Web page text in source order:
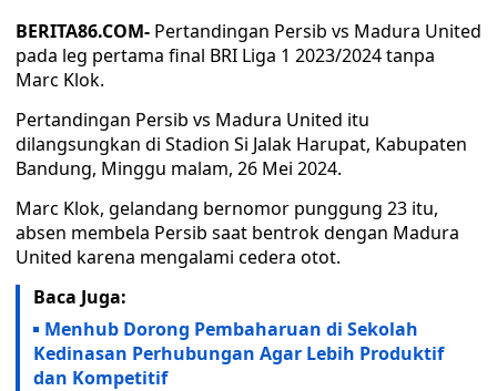
BERITA86.COM- Pertandingan Persib vs Madura United
pada leg pertama final BRI Liga 1 2023/2024 tanpa
Marc Klok.
Pertandingan Persib vs Madura United itu
dilangsungkan di Stadion Si Jalak Harupat, Kabupaten
Bandung, Minggu malam, 26 Mei 2024.
Marc Klok, gelandang bernomor punggung 23 itu,
absen membela Persib saat bentrok dengan Madura
United karena mengalami cedera otot.
Baca Juga:
Menhub Dorong Pembaharuan di Sekolah
Kedinasan Perhubungan Agar Lebih Produktif
dan Kompetitif